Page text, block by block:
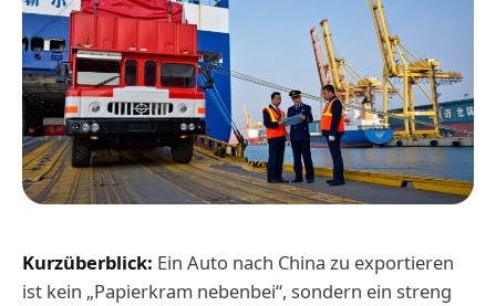
Kurzüberblick: Ein Auto nach China zu exportieren
ist kein „Papierkram nebenbei“, sondern ein streng